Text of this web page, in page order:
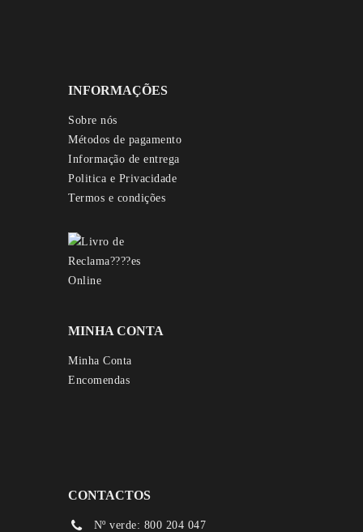
INFORMAÇÕES
Sobre nós
Métodos de pagamento
Informação de entrega
Politica e Privacidade
Termos e condições
MINHA CONTA
Minha Conta
Encomendas
CONTACTOS
Nº verde: 800 204 047